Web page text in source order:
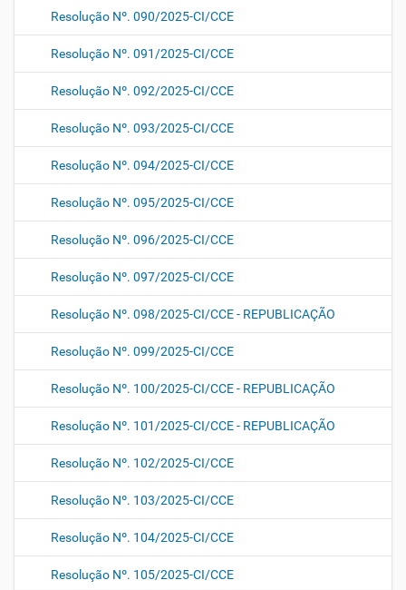
Resolução Nº. 090/2025-CI/CCE
Resolução Nº. 091/2025-CI/CCE
Resolução Nº. 092/2025-CI/CCE
Resolução Nº. 093/2025-CI/CCE
Resolução Nº. 094/2025-CI/CCE
Resolução Nº. 095/2025-CI/CCE
Resolução Nº. 096/2025-CI/CCE
Resolução Nº. 097/2025-CI/CCE
Resolução Nº. 098/2025-CI/CCE - REPUBLICAÇÃO
Resolução Nº. 099/2025-CI/CCE
Resolução Nº. 100/2025-CI/CCE - REPUBLICAÇÃO
Resolução Nº. 101/2025-CI/CCE - REPUBLICAÇÃO
Resolução Nº. 102/2025-CI/CCE
Resolução Nº. 103/2025-CI/CCE
Resolução Nº. 104/2025-CI/CCE
Resolução Nº. 105/2025-CI/CCE